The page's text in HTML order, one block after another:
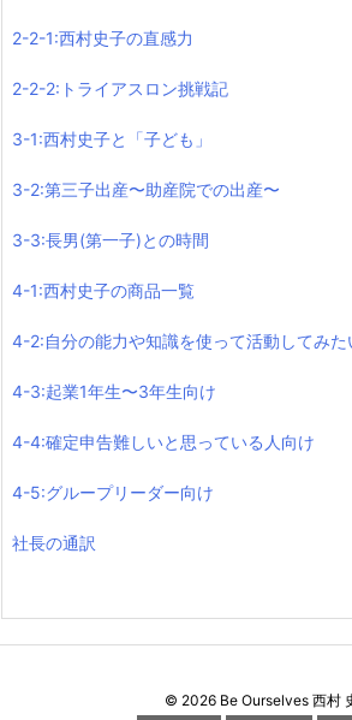
2-2-1:西村史子の直感力
2-2-2:トライアスロン挑戦記
3-1:西村史子と「子ども」
3-2:第三子出産〜助産院での出産〜
3-3:長男(第一子)との時間
4-1:西村史子の商品一覧
4-2:自分の能力や知識を使って活動してみた
4-3:起業1年生〜3年生向け
4-4:確定申告難しいと思っている人向け
4-5:グループリーダー向け
社長の通訳
© 2026 Be Ourselves 西村